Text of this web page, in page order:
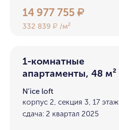
14 977 755₽
332 839₽ /м²
1-комнатные
апартаменты, 48 м²
N’ice loft
корпус 2, секция 3, 17 этаж
сдача: 2 квартал 2025